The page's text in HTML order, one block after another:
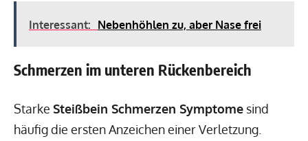
Interessant: Nebenhöhlen zu, aber Nase frei
Schmerzen im unteren Rückenbereich
Starke Steißbein Schmerzen Symptome sind
häufig die ersten Anzeichen einer Verletzung.